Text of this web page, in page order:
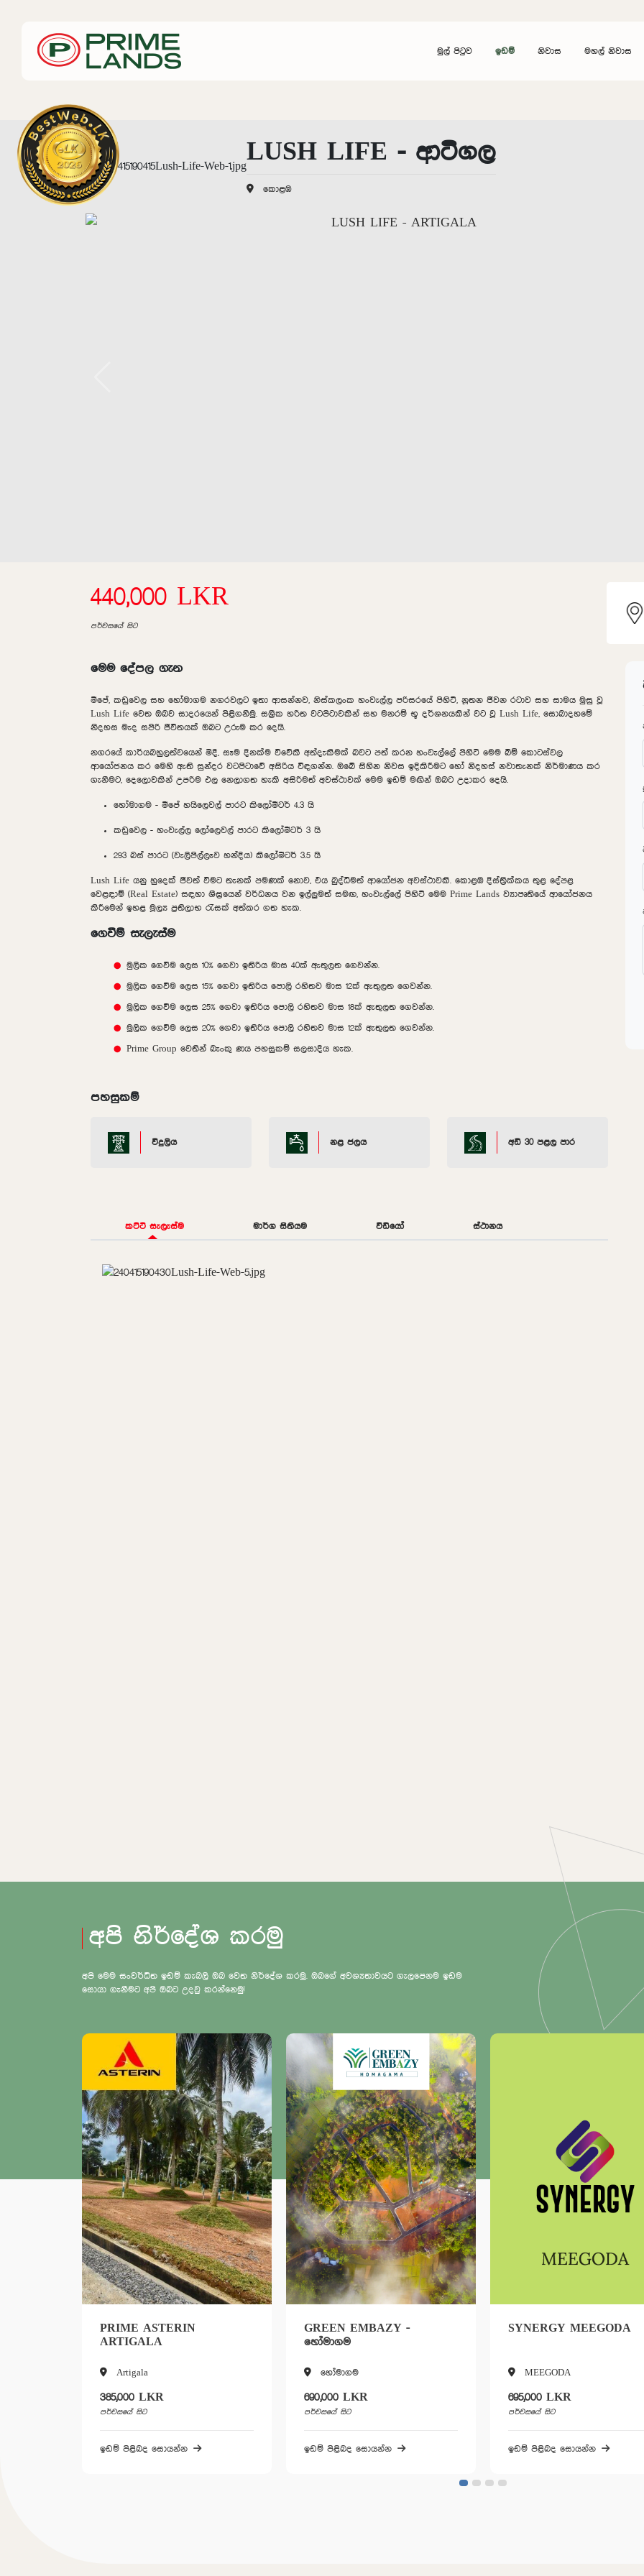
මුල් පිටුව ඉඩම් නිවාස මහල් නිවාස
LUSH LIFE - ආටිගල
කොළඹ
440,000 LKR
පර්චසයේ සිට
මෙම දේපල ගැන
මීපේ, කඩුවෙල සහ හෝමාගම නගරවලට ඉතා ආසන්නව, නිස්කලංක හංවැල්ල පරිසරයේ පිහිටි, නූතන ජීවන රටාව සහ සාමය මුසු වූ
Lush Life වෙත ඔබව සාදරයෙන් පිළිගනිමු. සශ්‍රීක හරිත වටපිටාවකින් සහ මනරම් භූ දර්ශනයකින් වට වූ Lush Life, සොබාදහමේ
නිදහස මැද සපිරි ජීවිතයක් ඔබට උරුම කර දෙයි.
නගරයේ කාර්යබහුලත්වයෙන් මිදී, සෑම දිනක්ම විවේකී අත්දැකීමක් බවට පත් කරන හංවැල්ලේ පිහිටි මෙම බිම් කොටස්වල
ආයෝජනය කර මෙහි ඇති සුන්දර වටපිටාවේ අසිරිය විඳගන්න. ඔබේ සිහින නිවස ඉදිකිරීමට හෝ නිදහස් නවාතැනක් නිර්මාණය කර
ගැනීමට, දෙලොවකින් උපරිම ඵල නෙලාගත හැකි අසිරිමත් අවස්ථාවක් මෙම ඉඩම් මඟින් ඔබට උදාකර දෙයි.
හෝමාගම - මීපේ හයිලෙවල් පාරට කිලෝමීටර් 4.3 යි
කඩුවෙල - හංවැල්ල ලෝලෙවල් පාරට කිලෝමීටර් 3 යි
293 බස් පාරට (වැලිපිල්ලෑව හන්දිය) කිලෝමීටර් 3.5 යි
Lush Life යනු හුදෙක් ජීවත් වීමට තැනක් පමණක් නොව, එය බුද්ධිමත් ආයෝජන අවස්ථාවකි. කොළඹ දිස්ත්‍රික්කය තුළ දේපළ
වෙළඳාම් (Real Estate) සඳහා ශීඝ්‍රයෙන් වර්ධනය වන ඉල්ලුමත් සමඟ, හංවැල්ලේ පිහිටි මෙම Prime Lands ව්‍යාපෘතියේ ආයෝජනය
කිරීමෙන් ඉහළ මූල්‍ය ප්‍රතිලාභ රැසක් අත්කර ගත හැක.
ගෙවීම් සැලැස්ම
මුලික ගෙවීම ලෙස 10% ගෙවා ඉතිරිය මාස 40ක් ඇතුලත ගෙවන්න.
මුලික ගෙවීම ලෙස 15% ගෙවා ඉතිරිය පොලි රහිතව මාස 12ක් ඇතුලත ගෙවන්න.
මුලික ගෙවීම ලෙස 25% ගෙවා ඉතිරිය පොලි රහිතව මාස 18ක් ඇතුලත ගෙවන්න.
මුලික ගෙවීම ලෙස 20% ගෙවා ඉතිරිය පොලි රහිතව මාස 12ක් ඇතුලත ගෙවන්න.
Prime Group වෙතින් බැංකු ණය පහසුකම් සලසාදිය හැක.
පහසුකම්
විදුලිය නළ ජලය අඩි 30 පළල පාර
කට්ටි සැලැස්ම මාර්ග සිතියම වීඩියෝ ස්ථානය
අපි නිර්දේශ කරමු
අපි මෙම සංවර්ධිත ඉඩම් කැබලි ඔබ වෙත නිර්දේශ කරමු. ඔබගේ අවශ්‍යතාවයට ගැලපෙනම ඉඩම
සොයා ගැනීමට අපි ඔබට උදවු කරන්නෙමු!
GREEN EMBAZY -
ඉඩම් පිළිබද සොයන්න
SYNERGY MEEGODA
ඉඩම් පිළිබද සොයන්න
URBAN
ඉඩම් පිළිබද